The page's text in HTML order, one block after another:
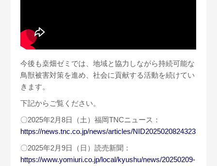
今後も桒畑ゼミでは、地域と協力しながら持続可能な
鳥獣被害対策を進め、社会に貢献する活動を続けてい
きます。
下記からご覧ください。
〇2025年2月8日（土）福岡TNCニュース：
https://news.tnc.co.jp/news/articles/NID2025020824323
〇2025年2月9日（日）読売新聞：
https://www.yomiuri.co.jp/local/kyushu/news/20250209-